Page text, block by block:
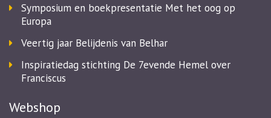
Symposium en boekpresentatie Met het oog op
Europa
Veertig jaar Belijdenis van Belhar
Inspiratiedag stichting De 7evende Hemel over
Franciscus
Webshop